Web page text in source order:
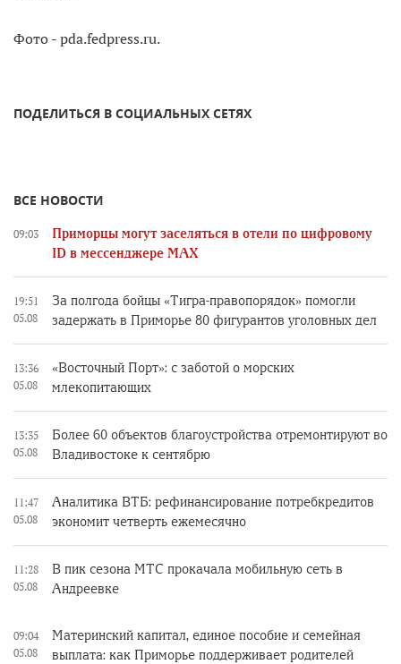
Фото - pda.fedpress.ru.
ПОДЕЛИТЬСЯ В СОЦИАЛЬНЫХ СЕТЯХ
ВСЕ НОВОСТИ
09:03
Приморцы могут заселяться в отели по цифровому
ID в мессенджере MAX
19:51
05.08
За полгода бойцы «Тигра-правопорядок» помогли
задержать в Приморье 80 фигурантов уголовных дел
13:36
05.08
«Восточный Порт»: с заботой о морских
млекопитающих
13:35
05.08
Более 60 объектов благоустройства отремонтируют во
Владивостоке к сентябрю
11:47
05.08
Аналитика ВТБ: рефинансирование потребкредитов
экономит четверть ежемесячно
11:28
05.08
В пик сезона МТС прокачала мобильную сеть в
Андреевке
09:04
05.08
Материнский капитал, единое пособие и семейная
выплата: как Приморье поддерживает родителей